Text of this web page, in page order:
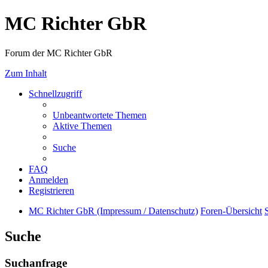
MC Richter GbR
Forum der MC Richter GbR
Zum Inhalt
Schnellzugriff
Unbeantwortete Themen
Aktive Themen
Suche
FAQ
Anmelden
Registrieren
MC Richter GbR (Impressum / Datenschutz) Foren-Übersicht
Suche
Suchanfrage